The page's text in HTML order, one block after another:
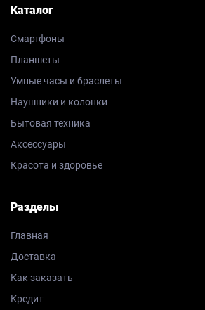
Каталог
Смартфоны
Планшеты
Умные часы и браслеты
Наушники и колонки
Бытовая техника
Аксессуары
Красота и здоровье
Разделы
Главная
Доставка
Как заказать
Кредит